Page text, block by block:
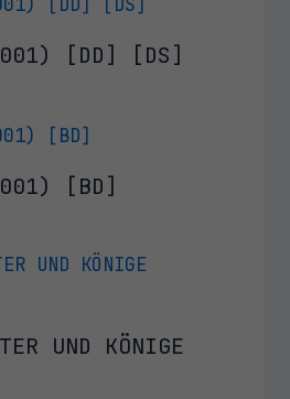
[DD] [DS]
[BD]
UND KÖNIGE